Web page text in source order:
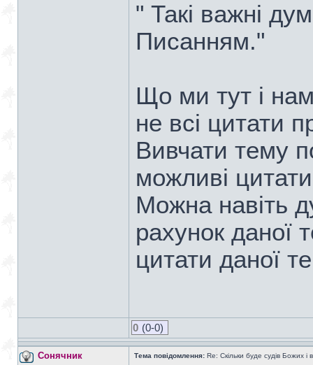
" Такі важні
Писанням."
Що ми тут і
не всі цитати
Вивчати тему
можливі
Можна навіть
рахунок даної
цитати даної
0 (0-0)
Сонячник Тема повідомлення: Re: Скільки буде судів Божих і